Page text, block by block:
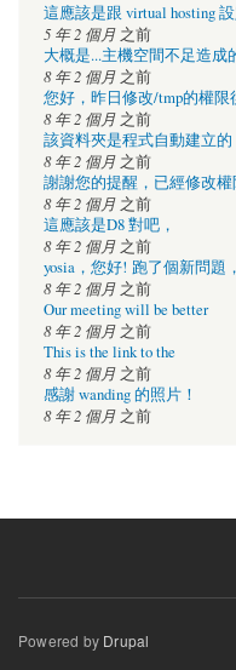
這應該是跟 virtual hosting
5 年 2 個月 之前
大概是...主機空間不足造成
8 年 2 個月 之前
您好，昨日修改/tmp的權
8 年 2 個月 之前
該資料夾是程式自動建立
8 年 2 個月 之前
謝謝您的提醒，已經修改
8 年 2 個月 之前
這應該是D8 對吧，
8 年 2 個月 之前
yosia，您好! 跑了個新問題
8 年 2 個月 之前
Our meeting will be better
8 年 2 個月 之前
This is the link to the
8 年 2 個月 之前
感謝 wanding 的照片！
8 年 2 個月 之前
Powered by Drupal